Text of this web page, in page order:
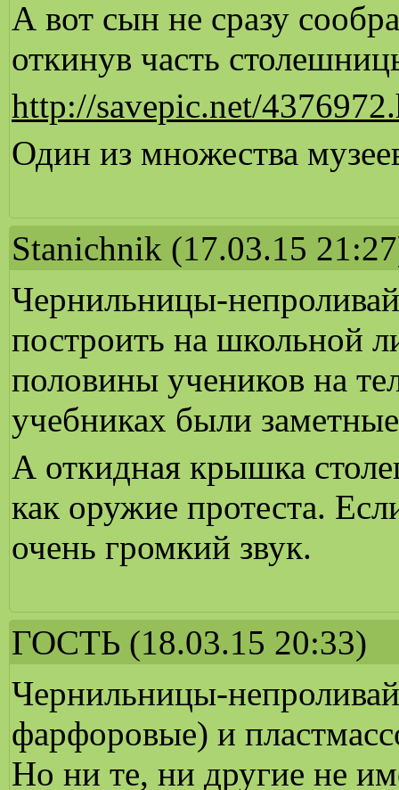
А вот сын не сразу
откинув часть
http://savepic.net/
Один из множества
Stanichnik (17.03.15
Чернильницы-
построить на школьной
половины учеников на
учебниках были
А откидная крышка
как оружие протеста.
очень громкий звук.
ГОСТЬ (18.03.15 20:33)
Чернильницы-
фарфоровые) и
Но ни те, ни другие не